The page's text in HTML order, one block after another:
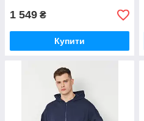
1 549 ₴
Купити